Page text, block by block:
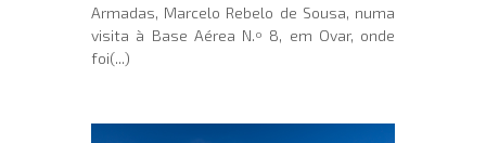
Armadas, Marcelo Rebelo de Sousa, numa
visita à Base Aérea N.º 8, em Ovar, onde
foi(...)